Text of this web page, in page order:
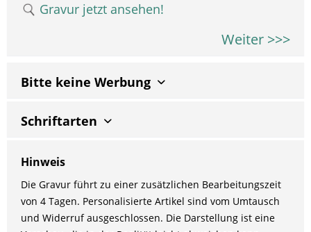
Gravur jetzt ansehen!
Weiter >>>
Bitte keine Werbung
Schriftarten
Hinweis
Die Gravur führt zu einer zusätzlichen Bearbeitungszeit
von 4 Tagen. Personalisierte Artikel sind vom Umtausch
und Widerruf ausgeschlossen. Die Darstellung ist eine